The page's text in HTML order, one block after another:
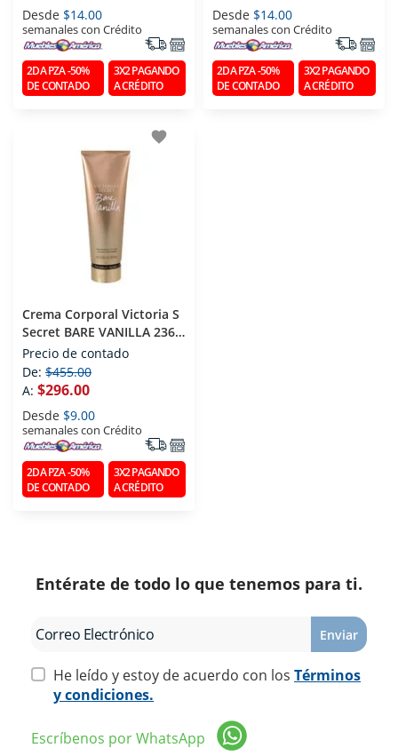
Desde $14.00
semanales con Crédito
2DA PZA -50%
DE CONTADO
3X2 PAGANDO
A CRÉDITO
Desde $14.00
semanales con Crédito
2DA PZA -50%
DE CONTADO
3X2 PAGANDO
A CRÉDITO
favorite
Crema Corporal Victoria S
Secret BARE VANILLA 236
Ml
Precio de contado
De: $455.00
A: $296.00
Desde $9.00
semanales con Crédito
2DA PZA -50%
DE CONTADO
3X2 PAGANDO
A CRÉDITO
Entérate de todo lo que tenemos para ti.
Enviar
He leído y estoy de acuerdo con los Términos
y condiciones.
Escríbenos por WhatsApp